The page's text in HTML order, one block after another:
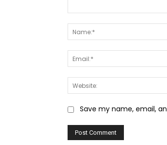
Save my name, email,